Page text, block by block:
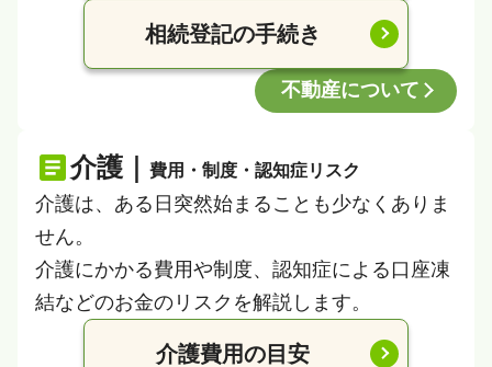
相続登記の手続き
不動産について
介護｜ 費用・制度・認知症リスク
介護は、ある日突然始まることも少なくありま
せん。
介護にかかる費用や制度、認知症による口座凍
結などのお金のリスクを解説します。
介護費用の目安